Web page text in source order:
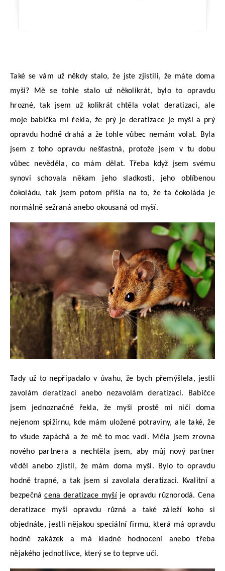
Také se vám už někdy stalo, že jste zjistili, že máte doma
myši? Mě se tohle stalo už několikrát, bylo to opravdu
hrozné, tak jsem už kolikrát chtěla volat deratizaci, ale
moje babička mi řekla, že prý je deratizace je myší a prý
opravdu hodně drahá a že tohle vůbec nemám volat. Byla
jsem z toho opravdu nešťastná, protože jsem v tu dobu
vůbec nevěděla, co mám dělat. Třeba když jsem svému
synovi schovala někam jeho sladkosti, jeho oblíbenou
čokoládu, tak jsem potom přišla na to, že ta čokoláda je
normálně sežraná anebo okousaná od myší.
Tady už to nepřipadalo v úvahu, že bych přemýšlela, jestli
zavolám deratizaci anebo nezavolám deratizaci. Babičce
jsem jednoznačně řekla, že myši prostě mi ničí doma
nejenom spižírnu, kde mám uložené potraviny, ale také, že
to všude zapáchá a že mě to moc vadí. Měla jsem zrovna
nového partnera a nechtěla jsem, aby můj nový partner
věděl anebo zjistil, že mám doma myši. Bylo to opravdu
hodně trapné, a tak jsem si zavolala deratizaci. Kvalitní a
bezpečnácena deratizace myší je opravdu různorodá. Cena
deratizace myší opravdu různá a také záleží koho si
objednáte, jestli nějakou speciální firmu, která má opravdu
hodně zakázek a má kladné hodnocení anebo třeba
nějakého jednotlivce, který se to teprve učí.